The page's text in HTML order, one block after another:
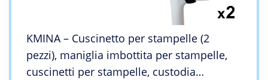
KMINA – Cuscinetto per stampelle (2
pezzi), maniglia imbottita per stampelle,
cuscinetti per stampelle, custodia